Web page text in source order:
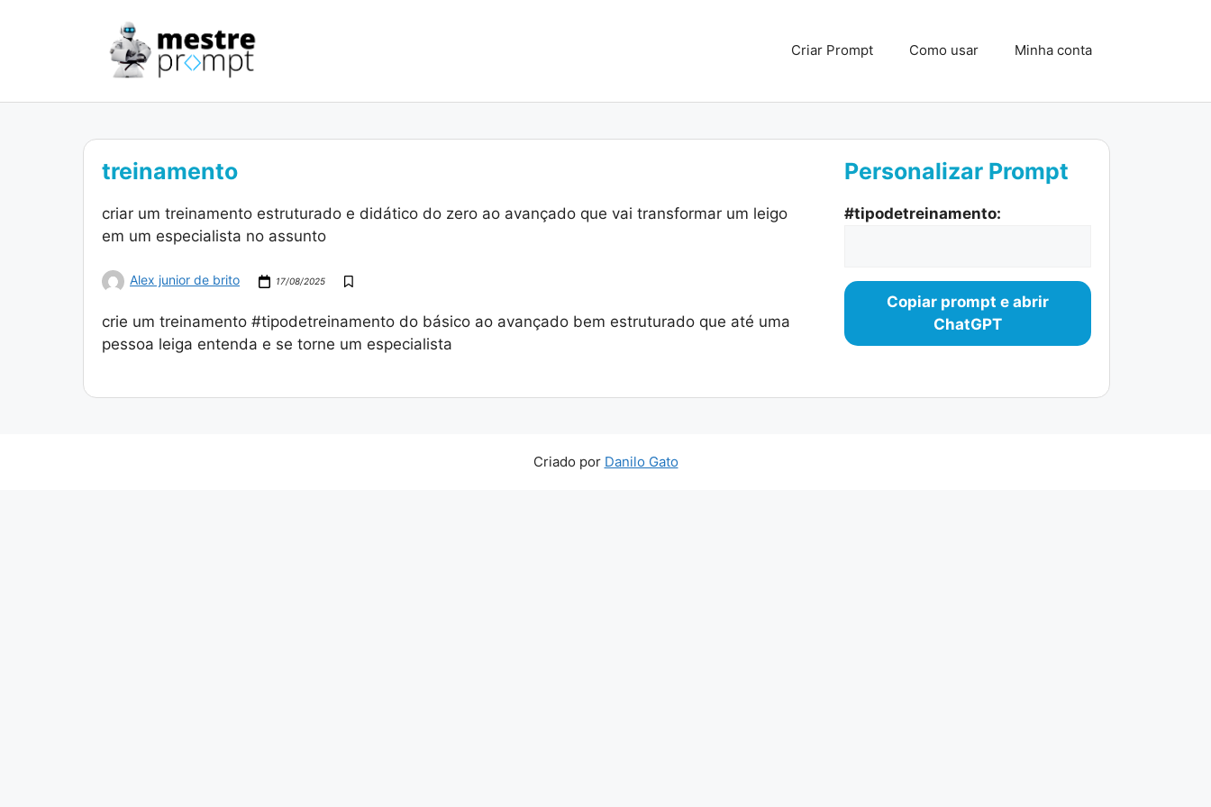
Criar Prompt Como usar Minha conta
treinamento
criar um treinamento estruturado e didático do zero ao avançado que vai transformar um leigo
em um especialista no assunto
Alex junior de brito 17/08/2025
crie um treinamento #tipodetreinamento do básico ao avançado bem estruturado que até uma
pessoa leiga entenda e se torne um especialista
Personalizar Prompt
#tipodetreinamento:
Copiar prompt e abrir
ChatGPT
Criado por Danilo Gato